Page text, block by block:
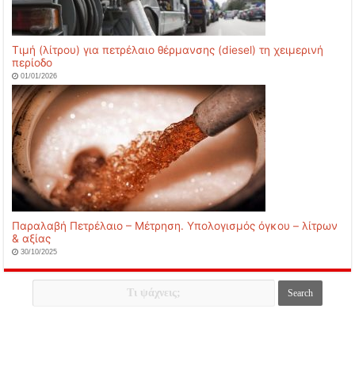
Τιμή (λίτρου) για πετρέλαιο θέρμανσης (diesel) τη χειμερινή
περίοδο
01/01/2026
Παραλαβή Πετρέλαιο – Μέτρηση. Υπολογισμός όγκου – λίτρων
& αξίας
30/10/2025